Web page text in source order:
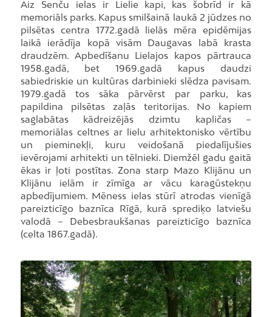
Aiz Senču ielas ir Lielie kapi, kas šobrīd ir kā
memoriāls parks. Kapus smilšainā laukā 2 jūdzes no
pilsētas centra 1772.gadā lielās mēra epidēmijas
laikā ierādīja kopā visām Daugavas labā krasta
draudzēm. Apbedīšanu Lielajos kapos pārtrauca
1958.gadā, bet 1969.gadā kapus daudzi
sabiedriskie un kultūras darbinieki slēdza pavisam.
1979.gadā tos sāka pārvērst par parku, kas
papildina pilsētas zaļās teritorijas. No kapiem
saglabātas kādreizējās dzimtu kapličas –
memoriālas celtnes ar lielu arhitektonisko vērtību
un pieminekļi, kuru veidošanā piedalījušies
ievērojami arhitekti un tēlnieki. Diemžēl gadu gaitā
ēkas ir ļoti postītas. Zona starp Mazo Klijānu un
Klijānu ielām ir zīmīga ar vācu karagūstekņu
apbedījumiem. Mēness ielas stūrī atrodas vienīgā
pareizticīgo baznīca Rīgā, kurā sprediķo latviešu
valodā – Debesbraukšanas pareizticīgo baznīca
(celta 1867.gadā).